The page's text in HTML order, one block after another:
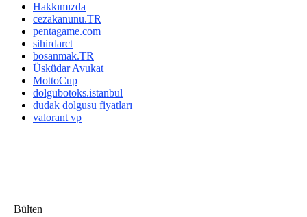
Hakkımızda
cezakanunu.TR
pentagame.com
sihirdarct
bosanmak.TR
Üsküdar Avukat
MottoCup
dolgubotoks.istanbul
dudak dolgusu fiyatları
valorant vp
Bülten